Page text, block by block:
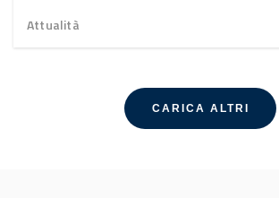
Attualità
CARICA ALTRI